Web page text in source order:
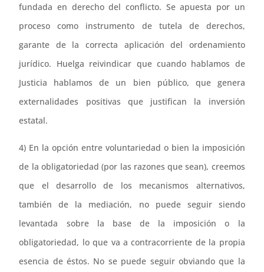
fundada en derecho del conflicto. Se apuesta por un
proceso como instrumento de tutela de derechos,
garante de la correcta aplicación del ordenamiento
jurídico. Huelga reivindicar que cuando hablamos de
Justicia hablamos de un bien público, que genera
externalidades positivas que justifican la inversión
estatal.
4) En la opción entre voluntariedad o bien la imposición
de la obligatoriedad (por las razones que sean), creemos
que el desarrollo de los mecanismos alternativos,
también de la mediación, no puede seguir siendo
levantada sobre la base de la imposición o la
obligatoriedad, lo que va a contracorriente de la propia
esencia de éstos. No se puede seguir obviando que la